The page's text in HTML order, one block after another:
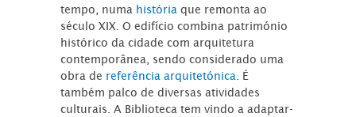
tempo, numa história que remonta ao
século XIX. O edifício combina património
histórico da cidade com arquitetura
contemporânea, sendo considerado uma
obra de referência arquitetónica . É
também palco de diversas atividades
culturais. A Biblioteca tem vindo a adaptar-